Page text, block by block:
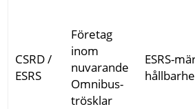
CSRD /
ESRS
Företag
inom
nuvarande
Omnibus-
trösklar
ESRS-